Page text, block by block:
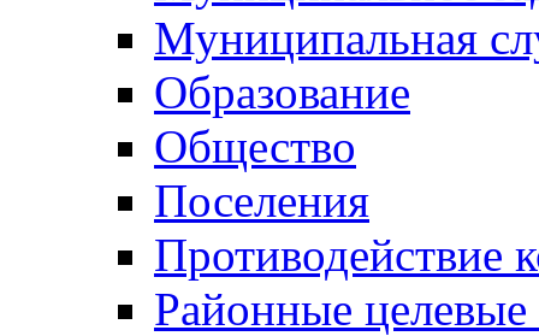
Муниципальная
Образование
Общество
Поселения
Противодействие
Районные